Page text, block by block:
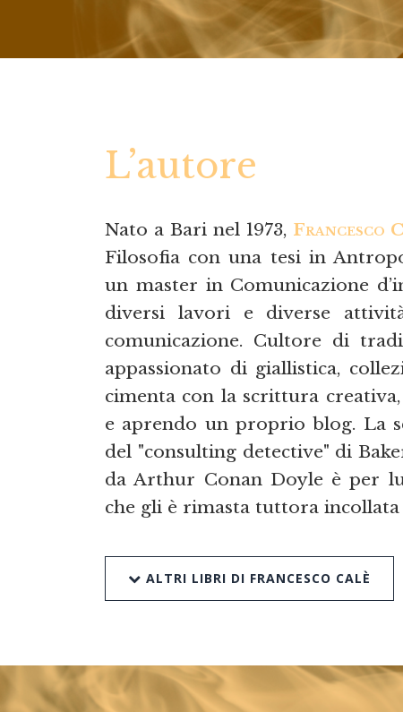
L’autore
Nato a Bari nel 1973, Francesco
Filosofia con una tesi in
un master in Comunicazione
diversi lavori e diverse
comunicazione. Cultore di
appassionato di giallistica,
cimenta con la scrittura
e aprendo un proprio blog. La
del "consulting detective" di
da Arthur Conan Doyle è per
che gli è rimasta tuttora incollata
ALTRI LIBRI DI FRANCESCO CALÈ